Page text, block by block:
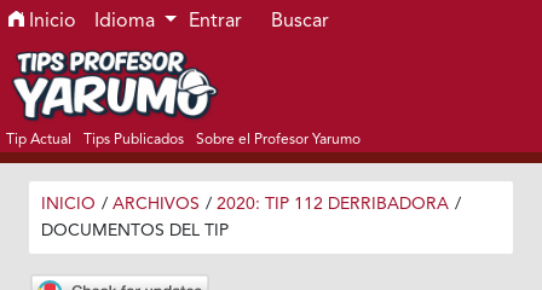
Ir al menú de navegación principal
Ir al contenido principal
Ir al pie de página del sitio
Inicio Idioma Entrar Buscar
Tip Actual Tips Publicados Sobre el Profesor Yarumo
INICIO / ARCHIVOS / 2020: TIP 112 DERRIBADORA /
DOCUMENTOS DEL TIP